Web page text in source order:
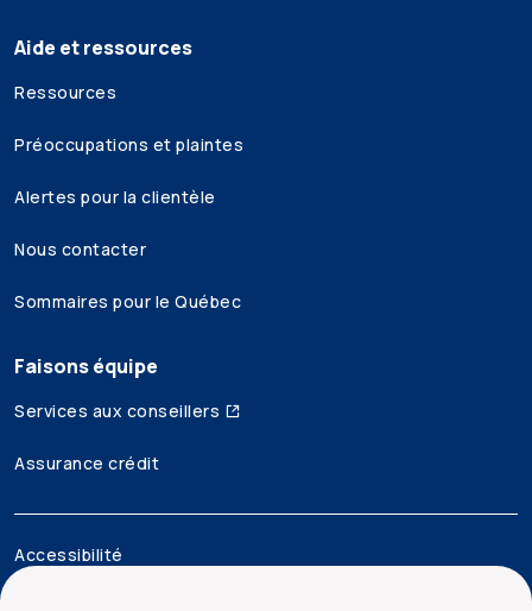
Aide et ressources
Ressources
Préoccupations et plaintes
Alertes pour la clientèle
Nous contacter
Sommaires pour le Québec
Faisons équipe
Services aux conseillers
Assurance crédit
Accessibilité